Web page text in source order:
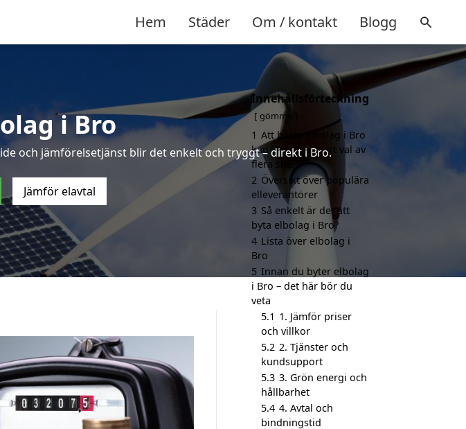
Hem Städer Om / kontakt Blogg
i Bro
och jämförelsetjänst blir det enkelt och tryggt – direkt i Bro.
Jämför elavtal
Innehållsförteckning
gömma
1 Att bästa elbolag i Bro
kan vara ett smart val av
flera skäl
2 Översikt över populära
elleverantörer
3 Så enkelt är det att
byta elbolag i Bro?
4 Lista över elbolag i
Bro
5 Innan du byter elbolag
i Bro – det här bör du
veta
5.1 1. Jämför priser
och villkor
5.2 2. Tjänster och
kundsupport
5.3 3. Grön energi och
hållbarhet
5.4 4. Avtal och
bindningstid